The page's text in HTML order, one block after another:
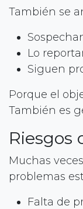
También se
Lo
Siguen
Porque el
También es
Riesgos
Muchas
problemas
Falta de